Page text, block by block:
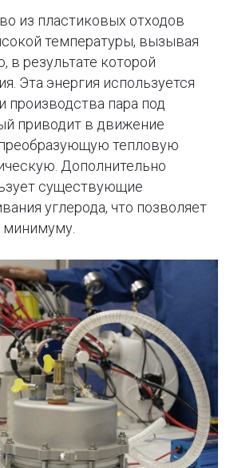
из пластиковых отходов
температуры, вызывая
результате которой
Эта энергия используется
производства пара под
приводит в движение
тепловую
Дополнительно
существующие
углерода, что позволяет